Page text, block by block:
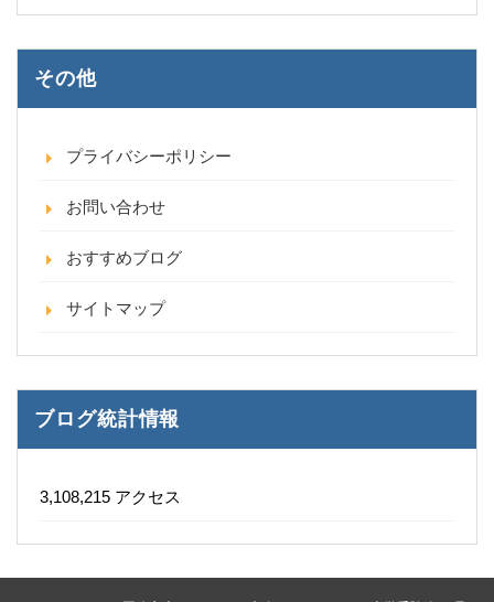
その他
プライバシーポリシー
お問い合わせ
おすすめブログ
サイトマップ
ブログ統計情報
3,108,215 アクセス